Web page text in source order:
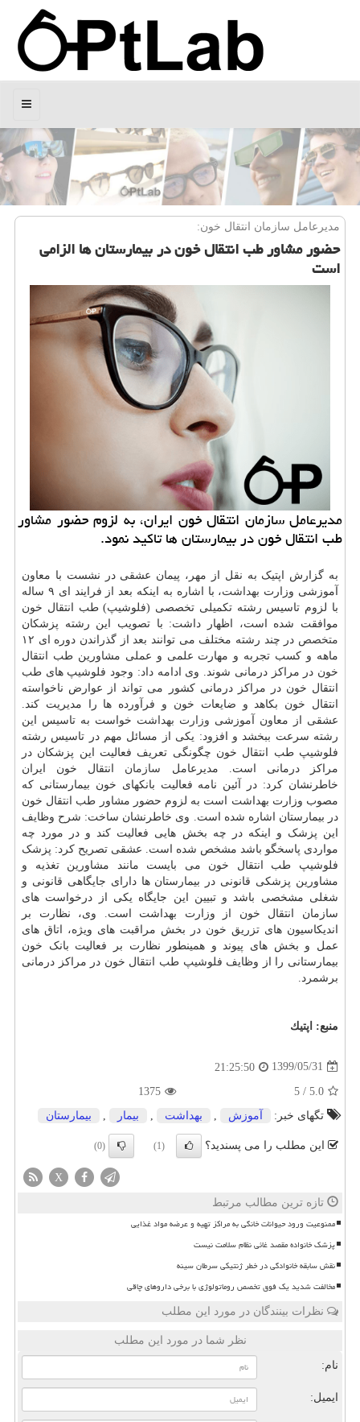
منو
مدیرعامل سازمان انتقال خون:
حضور مشاور طب انتقال خون در بیمارستان ها الزامی
است
مدیرعامل سازمان انتقال خون ایران، به لزوم حضور مشاور
طب انتقال خون در بیمارستان ها تاكید نمود.
به گزارش اپتیک به نقل از مهر، پیمان عشقی در نشست با معاون
آموزشی وزارت بهداشت
، با اشاره به اینکه بعد از فرایند ای ۹ ساله
با لزوم تاسیس رشته تکمیلی تخصصی (فلوشیپ) طب انتقال خون
موافقت شده است، اظهار داشت: با تصویب این رشته پزشکان
متخصص
در چند رشته مختلف می توانند بعد از گذراندن دوره ای ۱۲
ماهه و کسب تجربه و مهارت علمی و عملی مشاورین طب انتقال
خون در مراکز درمانی شوند. وی ادامه داد: وجود فلوشیپ های طب
انتقال خون در مراکز درمانی کشور می تواند از عوارض ناخواسته
انتقال خون بکاهد و ضایعات خون و فرآورده ها را مدیریت کند.
عشقی از معاون آموزشی وزارت بهداشت خواست به تاسیس این
رشته سرعت ببخشد و افزود: یکی از مسائل مهم در تاسیس رشته
فلوشیپ طب انتقال خون چگونگی تعریف فعالیت این پزشکان در
مراکز درمانی است. مدیرعامل سازمان انتقال خون ایران
خاطرنشان کرد: در آئین نامه فعالیت بانکهای خون بیمارستانی که
مصوب وزارت بهداشت است به لزوم حضور مشاور طب انتقال خون
در بیمارستان اشاره شده است. وی خاطرنشان ساخت: شرح وظایف
این پزشک و اینکه در چه بخش هایی فعالیت کند و در مورد چه
مواردی پاسخگو باشد مشخص شده است. عشقی تصریح کرد: پزشک
فلوشیپ طب انتقال خون می بایست مانند مشاورین تغذیه و
مشاورین پزشکی قانونی در بیمارستان ها دارای جایگاهی قانونی و
شغلی مشخصی باشد و تبیین این جایگاه یکی از درخواست های
سازمان انتقال خون از وزارت بهداشت است. وی، نظارت بر
اندیکاسیون های تزریق خون در بخش مراقبت های ویژه، اتاق های
عمل و بخش های پیوند و همینطور نظارت بر فعالیت بانک خون
بیمارستانی را از وظایف فلوشیپ طب انتقال خون در مراکز درمانی
برشمرد.
منبع: اپتیك
1399/05/31
21:25:50
5.0
/
5
1375
تگهای خبر:
آموزش بهداشت بیمار بیمارستان
این مطلب را می پسندید؟ (1)
(0)
X
تازه ترین مطالب مرتبط
ممنوعیت ورود حیوانات خانگی به مراکز تهیه و عرضه مواد غذایی
پزشک خانواده مقصد غائی نظام سلامت نیست
نقش سابقه خانوادگی در خطر ژنتیکی سرطان سینه
مخالفت شدید یک فوق تخصص روماتولوژی با برخی داروهای چاقی
نظرات بینندگان در مورد این مطلب
نظر شما در مورد این مطلب
نام:
ایمیل: